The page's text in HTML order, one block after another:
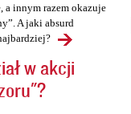
a innym razem okazuje
A jaki absurd
w akcji